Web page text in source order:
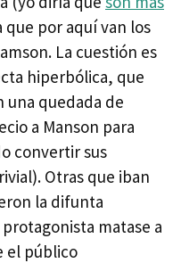
que por aquí van los
La cuestión es
hiperbólica, que
una quedada de
a Manson para
convertir sus
Otras que iban
la difunta
matase a
el público